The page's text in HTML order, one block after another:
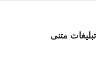
تبلیغات متنی